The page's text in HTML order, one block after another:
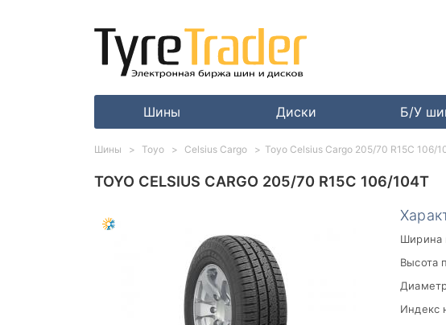
Шины Диски Б/У
TOYO CELSIUS CARGO 205/70 R15C 106/104T
Ширина
Высота
Индекс
Шины Toyo Celsius Cargo Toyo Celsius Cargo 205/70 R15C 106/